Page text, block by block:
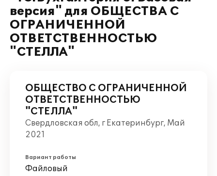
версия" для ОБЩЕСТВА С
ОГРАНИЧЕННОЙ
ОТВЕТСТВЕННОСТЬЮ
"СТЕЛЛА"
ОБЩЕСТВО С ОГРАНИЧЕННОЙ
ОТВЕТСТВЕННОСТЬЮ
"СТЕЛЛА"
Свердловская обл, г Екатеринбург, Май
2021
Вариант работы
Файловый